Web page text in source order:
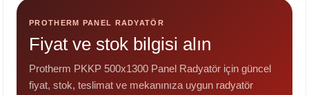
PROTHERM PANEL RADYATÖR
Fiyat ve stok bilgisi alın
Protherm PKKP 500x1300 Panel Radyatör için güncel
fiyat, stok, teslimat ve mekanınıza uygun radyatör